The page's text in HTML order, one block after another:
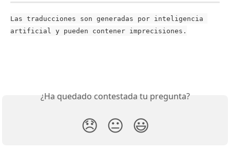
Las traducciones son generadas por inteligencia
artificial y pueden contener imprecisiones.
¿Ha quedado contestada tu pregunta?
😞 😐 😃